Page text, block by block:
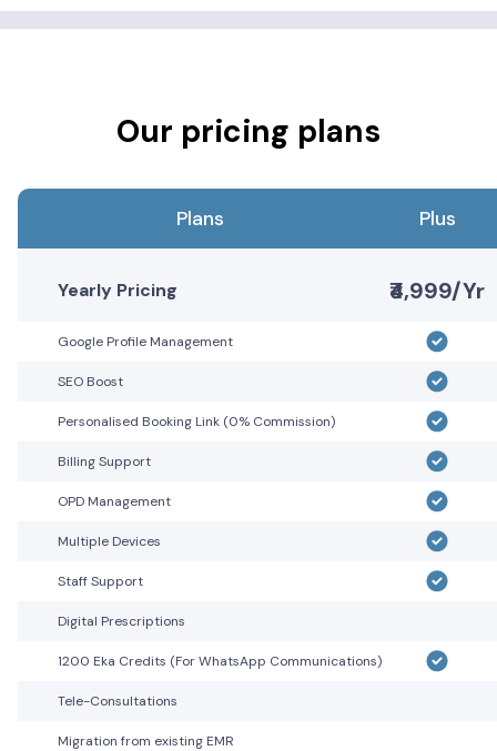
Our pricing plans
Plans Plus
Yearly Pricing ₹4,999/Yr
Google Profile Management
SEO Boost
Personalised Booking Link (0% Commission)
Billing Support
OPD Management
Multiple Devices
Staff Support
Digital Prescriptions
1200 Eka Credits (For WhatsApp Communications)
Tele-Consultations
Migration from existing EMR